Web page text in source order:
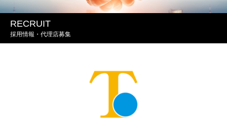
RECRUIT
採用情報・代理店募集